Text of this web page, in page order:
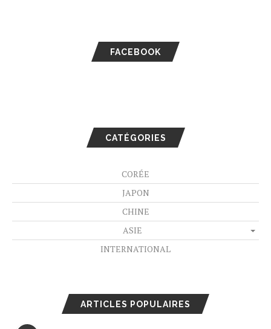
FACEBOOK
CATÉGORIES
CORÉE
JAPON
CHINE
ASIE
INTERNATIONAL
ARTICLES POPULAIRES